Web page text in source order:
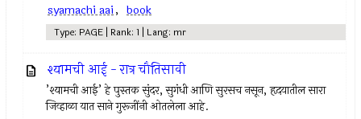
syamachi aai, book
Type: PAGE | Rank: 1 | Lang: mr
श्यामची आई - रात्र चौतिसावी
’श्यामची आई’ हे पुस्तक सुंदर, सुगंधी आणि सुरसच नसून, हृदयातील सारा
जिव्हाळा यात साने गुरूजींनी ओतलेला आहे.